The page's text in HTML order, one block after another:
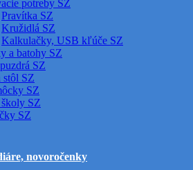
potreby SZ
Pravítka SZ
Kružidlá SZ
Kalkulačky, USB kľúče SZ
a batohy SZ
SZ
stôl SZ
SZ
SZ
SZ
novoročenky